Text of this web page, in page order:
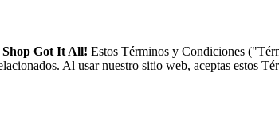
Shop Got It All! Estos Términos y Condiciones
Al usar nuestro sitio web, aceptas estos